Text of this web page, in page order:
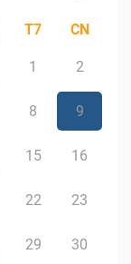
T7 CN
1 2
8 9
15 16
22 23
29 30